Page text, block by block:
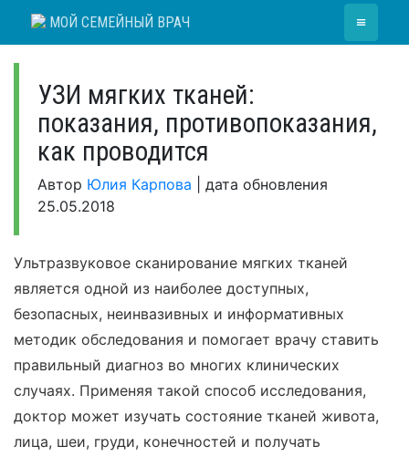
МОЙ СЕМЕЙНЫЙ ВРАЧ ≡
УЗИ мягких тканей:
показания, противопоказания,
как проводится
Автор Юлия Карпова
дата обновления
25.05.2018
Ультразвуковое сканирование мягких тканей
является одной из наиболее доступных,
безопасных, неинвазивных и информативных
методик обследования и помогает врачу ставить
правильный диагноз во многих клинических
случаях. Применяя такой способ исследования,
доктор может изучать состояние тканей живота,
лица, шеи, груди, конечностей и получать